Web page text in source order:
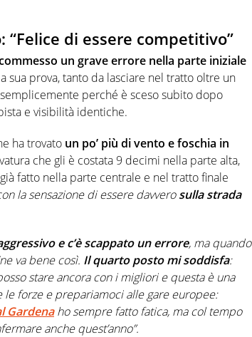
di essere competitivo”
un grave errore nella parte iniziale
prova, tanto da lasciare nel tratto oltre un
perché è sceso subito dopo
e visibilità identiche.
ha trovato un po’ più di vento e foschia in
che gli è costata 9 decimi nella parte alta,
fatto nella parte centrale e nel tratto finale
la sensazione di essere davverosulla strada
e c’è scappato un errore, ma quando
va bene così. Il quarto posto mi soddisfa:
stare ancora con i migliori e questa è una
le forze e prepariamoci alle gare europee:
Gardenaho sempre fatto fatica, ma col tempo
anche quest’anno”.